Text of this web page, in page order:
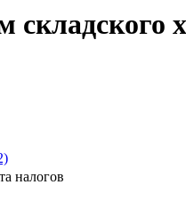
складского
налогов